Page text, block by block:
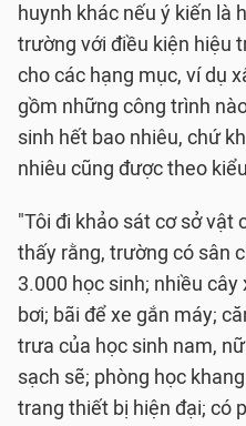
huynh khác nếu ý kiến là
trường với điều kiện hiệu
cho các hạng mục, ví dụ
gồm những công trình
sinh hết bao nhiêu, chứ
nhiêu cũng được theo
"Tôi đi khảo sát cơ sở vật
thấy rằng, trường có sân
3.000 học sinh; nhiều
bơi; bãi để xe gắn máy;
trưa của học sinh nam,
sạch sẽ; phòng học
trang thiết bị hiện đại; có